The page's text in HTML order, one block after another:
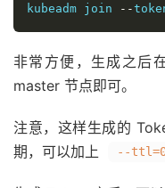
kubeadm join
--
非常方便，生成之后
master 节点即可。
注意，这样生成的
期，可以加上
--